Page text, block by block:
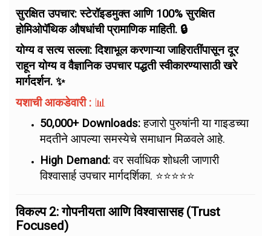
सुरक्षित उपचार: स्टेरॉइडमुक्त आणि 100% सुरक्षित
होमिओपॅथिक औषधांची प्रामाणिक माहिती. 🔒
योग्य व सत्य सल्ला: दिशाभूल करणाऱ्या जाहिरातींपासून दूर
राहून योग्य व वैज्ञानिक उपचार पद्धती स्वीकारण्यासाठी खरे
मार्गदर्शन. ✨
यशाची आकडेवारी: 📊
50,000+ Downloads:हजारो पुरुषांनी या गाइडच्या
मदतीने आपल्या समस्येचे समाधान मिळवले आहे.
High Demand:वर सर्वाधिक शोधली जाणारी
विश्वासार्ह उपचार मार्गदर्शिका. ⭐⭐⭐⭐⭐
विकल्प 2: गोपनीयता आणि विश्वासासह (Trust
Focused)